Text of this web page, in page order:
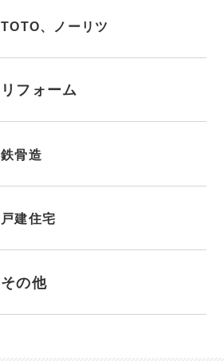
TOTO、ノーリツ
リフォーム
鉄骨造
戸建住宅
その他